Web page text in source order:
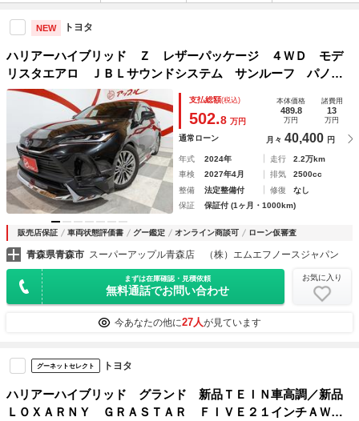
NEW トヨタ
ハリアーハイブリッド Ｚ レザーパッケージ ４ＷＤ モデ
リスタエアロ ＪＢＬサウンドシステム サンルーフ パノラ
ミックビューモニター 純正ディスプレイオーディオ デジ
タルインナーミラー ベンチレーション ステアリングヒータ
ー ブリッツ車庫調
支払総額(税込)
502.8 万円
本体価格
489.8
万円
諸費用
13
万円
通常ローン 月々 40,400 円
年式 2024年 走行
2.2万km
車検
2027年4月 排気
2500cc
整備
法定整備付 修復
なし
保証
保証付 (1ヶ月・1000km)
販売店保証 車両状態評価書 グー鑑定 オンライン商談可 ローン仮審査
青森県青森市 スーパーアップル青森店 （株）エムエフノースジャパン
まずは在庫確認・見積依頼
無料通話でお問い合わせ
お気に入り
今あなたの他に27人が見ています
グーネットセレクト トヨタ
ハリアーハイブリッド グランド 新品ＴＥＩＮ車高調／新品
ＬＯＸＡＲＮＹ ＧＲＡＳＴＡＲ ＦＩＶＥ２１インチＡＷ／